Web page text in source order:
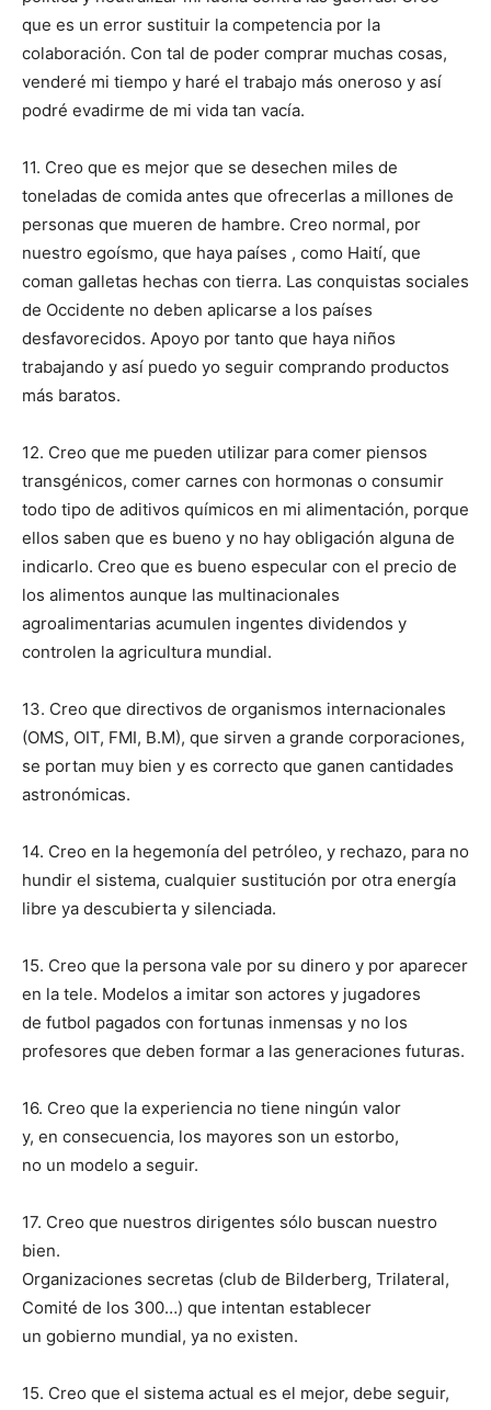
que es un error sustituir la competencia por la
colaboración. Con tal de poder comprar muchas cosas,
venderé mi tiempo y haré el trabajo más oneroso y así
podré evadirme de mi vida tan vacía.
11. Creo que es mejor que se desechen miles de
toneladas de comida antes que ofrecerlas a millones de
personas que mueren de hambre. Creo normal, por
nuestro egoísmo, que haya países , como Haití, que
coman galletas hechas con tierra. Las conquistas sociales
de Occidente no deben aplicarse a los países
desfavorecidos. Apoyo por tanto que haya niños
trabajando y así puedo yo seguir comprando productos
más baratos.
12. Creo que me pueden utilizar para comer piensos
transgénicos, comer carnes con hormonas o consumir
todo tipo de aditivos químicos en mi alimentación, porque
ellos saben que es bueno y no hay obligación alguna de
indicarlo. Creo que es bueno especular con el precio de
los alimentos aunque las multinacionales
agroalimentarias acumulen ingentes dividendos y
controlen la agricultura mundial.
13. Creo que directivos de organismos internacionales
(OMS, OIT, FMI, B.M), que sirven a grande corporaciones,
se portan muy bien y es correcto que ganen cantidades
astronómicas.
14. Creo en la hegemonía del petróleo, y rechazo, para no
hundir el sistema, cualquier sustitución por otra energía
libre ya descubierta y silenciada.
15. Creo que la persona vale por su dinero y por aparecer
en la tele. Modelos a imitar son actores y jugadores
de futbol pagados con fortunas inmensas y no los
profesores que deben formar a las generaciones futuras.
16. Creo que la experiencia no tiene ningún valor
y, en consecuencia, los mayores son un estorbo,
no un modelo a seguir.
17. Creo que nuestros dirigentes sólo buscan nuestro
bien.
Organizaciones secretas (club de Bilderberg, Trilateral,
Comité de los 300…) que intentan establecer
un gobierno mundial, ya no existen.
15. Creo que el sistema actual es el mejor, debe seguir,